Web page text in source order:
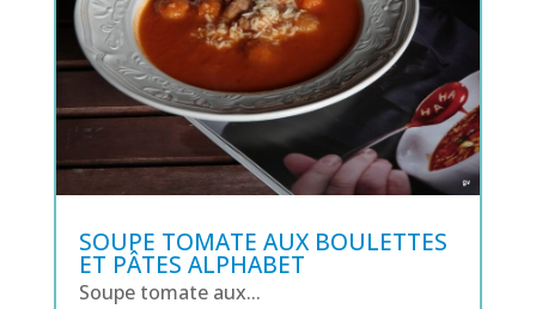
SOUPE TOMATE AUX BOULETTES
ET PÂTES ALPHABET
Soupe tomate aux...